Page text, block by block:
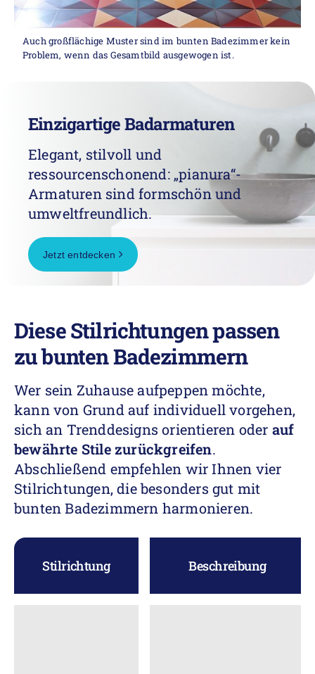
Auch großflächige Muster sind im bunten Badezimmer kein
Problem, wenn das Gesamtbild ausgewogen ist.
Einzigartige Badarmaturen
Elegant, stilvoll und
ressourcenschonend: „pianura“-
Armaturen sind formschön und
umweltfreundlich.
Jetzt entdecken
Diese Stilrichtungen passen
zu bunten Badezimmern
Wer sein Zuhause aufpeppen möchte,
kann von Grund auf individuell vorgehen,
sich an Trenddesigns orientieren oder auf
bewährte Stile zurückgreifen.
Abschließend empfehlen wir Ihnen vier
Stilrichtungen, die besonders gut mit
bunten Badezimmern harmonieren.
Stilrichtung Beschreibung